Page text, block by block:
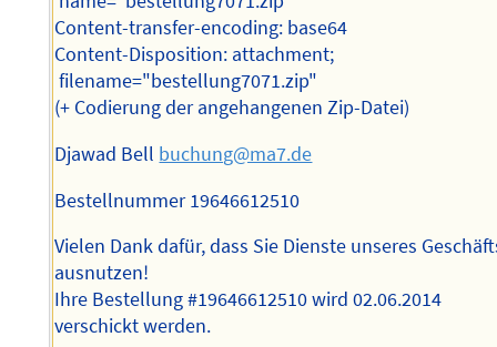
Content-transfer-encoding: base64
Content-Disposition: attachment;
filename="bestellung7071.zip"
(+ Codierung der angehangenen Zip-Datei)
Djawad Bell buchung@ma7.de
Bestellnummer 19646612510
Vielen Dank dafür, dass Sie Dienste unseres
ausnutzen!
Ihre Bestellung #19646612510 wird 02.06.2014
verschickt werden.